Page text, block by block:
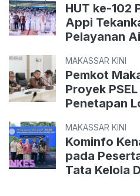
HUT ke-102
Appi
Pelayanan
MAKASSAR KINI
Pemkot
Proyek
Penetapan
MAKASSAR KINI
Kominfo
pada
Tata Kelola